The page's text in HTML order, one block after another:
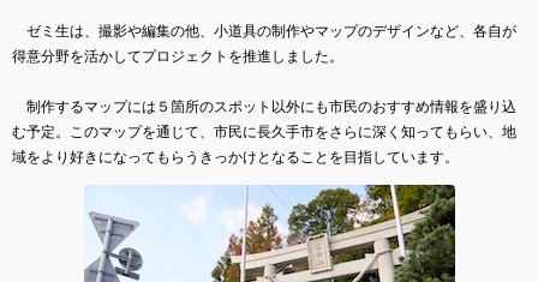
ゼミ生は、撮影や編集の他、小道具の制作やマップのデザインなど、各自が
得意分野を活かしてプロジェクトを推進しました。
制作するマップには５箇所のスポット以外にも市民のおすすめ情報を盛り込
む予定。このマップを通じて、市民に長久手市をさらに深く知ってもらい、地
域をより好きになってもらうきっかけとなることを目指しています。